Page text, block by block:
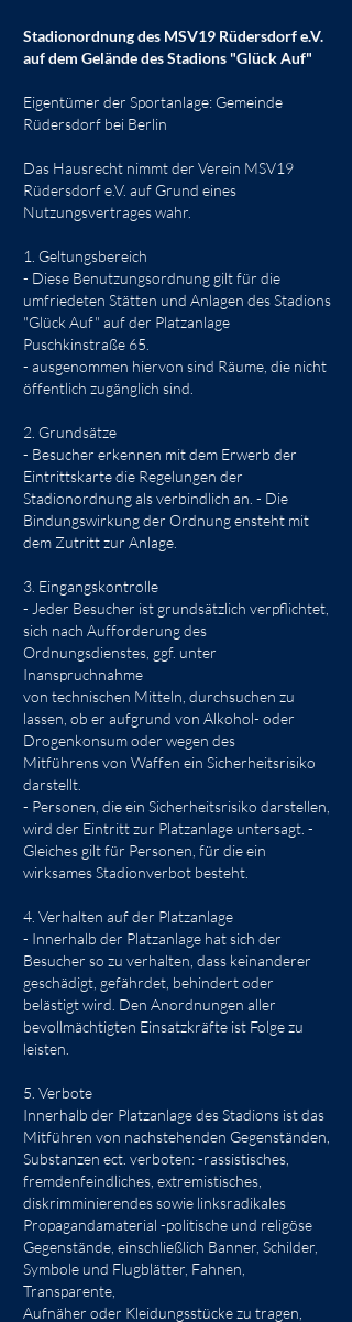
Stadionordnung des MSV19 Rüdersdorf e.V.
auf dem Gelände des Stadions "Glück Auf"
Eigentümer der Sportanlage: Gemeinde
Rüdersdorf bei Berlin
Das Hausrecht nimmt der Verein MSV19
Rüdersdorf e.V. auf Grund eines
Nutzungsvertrages wahr.
1. Geltungsbereich
- Diese Benutzungsordnung gilt für die
umfriedeten Stätten und Anlagen des Stadions
"Glück Auf" auf der Platzanlage
Puschkinstraße 65.
- ausgenommen hiervon sind Räume, die nicht
öffentlich zugänglich sind.
2. Grundsätze
- Besucher erkennen mit dem Erwerb der
Eintrittskarte die Regelungen der
Stadionordnung als verbindlich an. - Die
Bindungswirkung der Ordnung ensteht mit
dem Zutritt zur Anlage.
3. Eingangskontrolle
- Jeder Besucher ist grundsätzlich verpflichtet,
sich nach Aufforderung des
Ordnungsdienstes, ggf. unter
Inanspruchnahme
von technischen Mitteln, durchsuchen zu
lassen, ob er aufgrund von Alkohol- oder
Drogenkonsum oder wegen des
Mitführens von Waffen ein Sicherheitsrisiko
darstellt.
- Personen, die ein Sicherheitsrisiko darstellen,
wird der Eintritt zur Platzanlage untersagt. -
Gleiches gilt für Personen, für die ein
wirksames Stadionverbot besteht.
4. Verhalten auf der Platzanlage
- Innerhalb der Platzanlage hat sich der
Besucher so zu verhalten, dass keinanderer
geschädigt, gefährdet, behindert oder
belästigt wird. Den Anordnungen aller
bevollmächtigten Einsatzkräfte ist Folge zu
leisten.
5. Verbote
Innerhalb der Platzanlage des Stadions ist das
Mitführen von nachstehenden Gegenständen,
Substanzen ect. verboten: -rassistisches,
fremdenfeindliches, extremistisches,
diskrimminierendes sowie linksradikales
Propagandamaterial -politische und religöse
Gegenstände, einschließlich Banner, Schilder,
Symbole und Flugblätter, Fahnen,
Transparente,
Aufnäher oder Kleidungsstücke zu tragen,